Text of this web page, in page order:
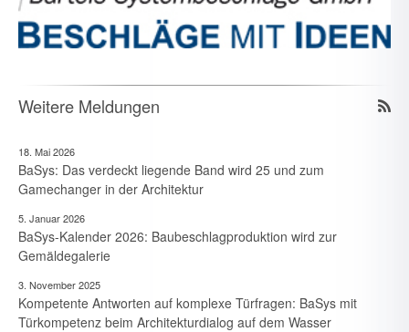
Weitere Meldungen
18. Mai 2026
BaSys: Das verdeckt liegende Band wird 25 und zum
Gamechanger in der Architektur
5. Januar 2026
BaSys-Kalender 2026: Baubeschlagproduktion wird zur
Gemäldegalerie
3. November 2025
Kompetente Antworten auf komplexe Türfragen: BaSys mit
Türkompetenz beim Architekturdialog auf dem Wasser